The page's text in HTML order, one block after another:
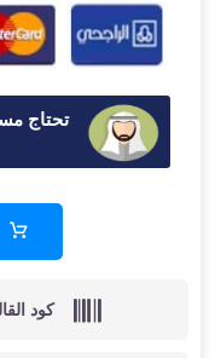
تحتاج
كود